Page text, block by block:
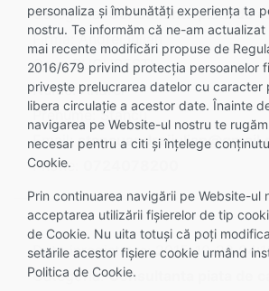
Categoria:Consultanta piata de
Firma: Andrei Iulian
Oras: BUCURESTI
Nume: Andrei
Prenume: Stancu
Email:
Phone:
Data inregistrare: 2015-10-28
Categoria:Consultanta piata de
personaliza și îmbunătăți experiența ta
nostru. Te informăm că ne-am
mai recente modificări propuse de
2016/679 privind protecția persoanelor
privește prelucrarea datelor cu caracter
libera circulație a acestor date. Înainte
navigarea pe Website-ul nostru te
necesar pentru a citi și înțelege
Cookie.
Prin continuarea navigării pe Website-ul
acceptarea utilizării fişierelor de tip
de Cookie. Nu uita totuși că poți
setările acestor fişiere cookie urmând
Politica de Cookie.